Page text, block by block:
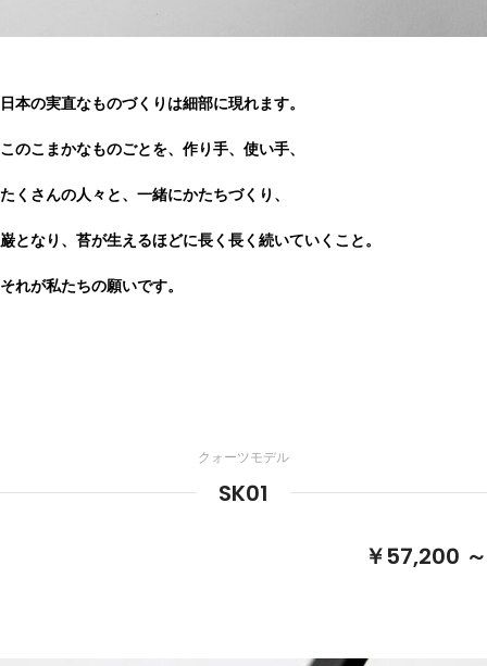
日本の実直なものづくりは細部に現れます。
このこまかなものごとを、作り手、使い手、
たくさんの人々と、一緒にかたちづくり、
巌となり、苔が生えるほどに長く長く続いていくこと。
それが私たちの願いです。
クォーツモデル
SK01
￥57,200 ～